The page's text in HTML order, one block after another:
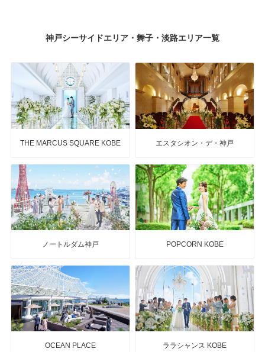
神戸シーサイドエリア・舞子・淡路エリア一覧
THE MARCUS SQUARE KOBE エスタシオン・デ・神戸
ノートルダム神戸 POPCORN KOBE
OCEAN PLACE ララシャンス KOBE